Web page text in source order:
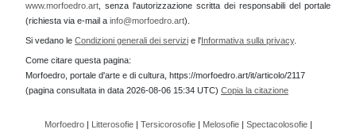
www.morfoedro.art , senza l'autorizzazione scritta dei responsabili del portale
(richiesta via e-mail a info@morfoedro.art).
Si vedano le Condizioni generali dei servizi e l'Informativa sulla privacy.
Come citare questa pagina:
Morfoedro, portale d'arte e di cultura, https://morfoedro.art/it/articolo/2117
(pagina consultata in data 2026-08-06 15:34 UTC) Copia la citazione
Morfoedro| Litterosofie| Tersicorosofie| Melosofie| Spectacolosofie|